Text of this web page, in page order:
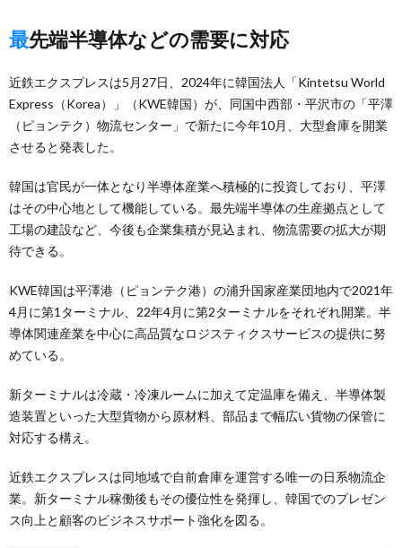
最先端半導体などの需要に対応
近鉄エクスプレスは5月27日、2024年に韓国法人「Kintetsu World
Express（Korea）」（KWE韓国）が、同国中西部・平沢市の「平澤
（ピョンテク）物流センター」で新たに今年10月、大型倉庫を開業
させると発表した。
韓国は官民が一体となり半導体産業へ積極的に投資しており、平澤
はその中心地として機能している。最先端半導体の生産拠点として
工場の建設など、今後も企業集積が見込まれ、物流需要の拡大が期
待できる。
KWE韓国は平澤港（ピョンテク港）の浦升国家産業団地内で2021年
4月に第1ターミナル、22年4月に第2ターミナルをそれぞれ開業。半
導体関連産業を中心に高品質なロジスティクスサービスの提供に努
めている。
新ターミナルは冷蔵・冷凍ルームに加えて定温庫を備え、半導体製
造装置といった大型貨物から原材料、部品まで幅広い貨物の保管に
対応する構え。
近鉄エクスプレスは同地域で自前倉庫を運営する唯一の日系物流企
業。新ターミナル稼働後もその優位性を発揮し、韓国でのプレゼン
ス向上と顧客のビジネスサポート強化を図る。